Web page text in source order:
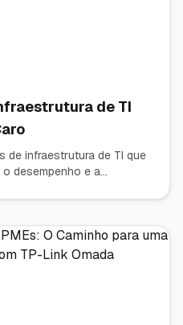
de TI
de infraestrutura de TI que
desempenho e a